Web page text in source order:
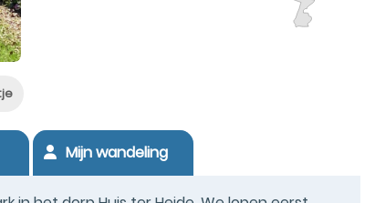
Mijn wandeling